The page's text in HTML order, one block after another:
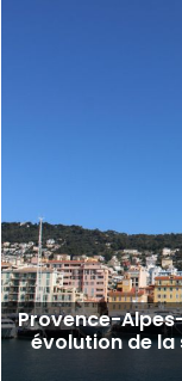
Provence-
évolution de